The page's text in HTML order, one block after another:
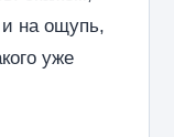
и на ощупь,
уже